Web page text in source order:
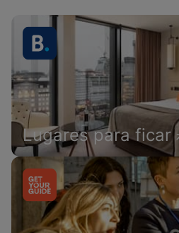
Lugares para ficar